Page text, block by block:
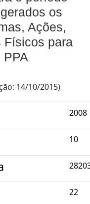
os
Ações,
Físicos para
PPA
14/10/2015)
2008
10
22